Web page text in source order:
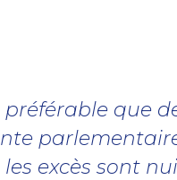
préférable que
les excès sont